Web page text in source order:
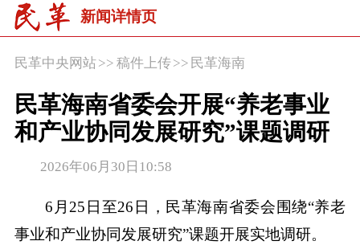
新闻详情页
民革中央网站>> 稿件上传 >> 民革海南
民革海南省委会开展“养老事业
和产业协同发展研究”课题调研
2026年06月30日10:58
6月25日至26日，民革海南省委会围绕“养老
事业和产业协同发展研究”课题开展实地调研。